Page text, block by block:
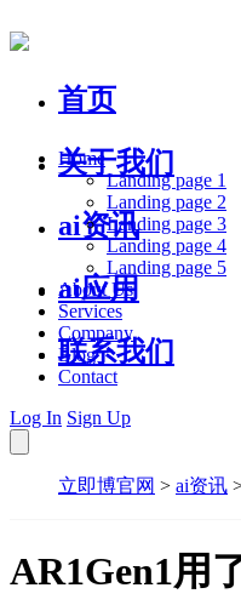
首页
关于我们
ai资讯
ai应用
联系我们
Home
Landing page 1
Landing page 2
Landing page 3
Landing page 4
Landing page 5
About Us
Services
Company
Blog
Contact
Log In Sign Up
立即博官网 > ai资讯
AR1Gen1用